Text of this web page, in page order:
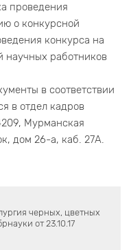
проведения
о конкурсной
конкурса на
научных работников
в соответствии
в отдел кадров
Мурманская
дом 26-а, каб. 27А.
черных, цветных
от 23.10.17